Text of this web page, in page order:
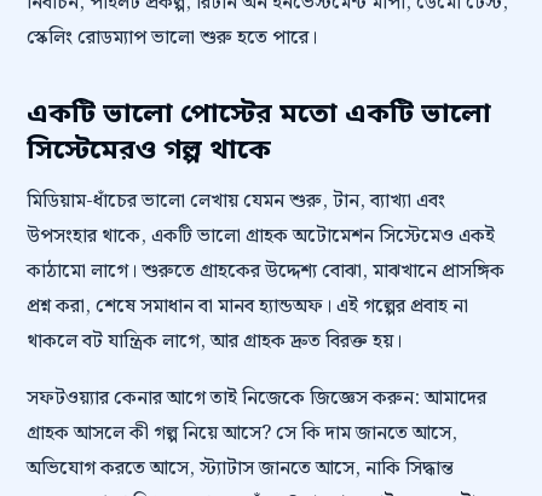
স্কেলিং রোডম্যাপ ভালো শুরু হতে পারে।
একটি ভালো পোস্টের মতো একটি ভালো
সিস্টেমেরও গল্প থাকে
মিডিয়াম-ধাঁচের ভালো লেখায় যেমন শুরু, টান, ব্যাখ্যা এবং
উপসংহার থাকে, একটি ভালো গ্রাহক অটোমেশন সিস্টেমেও একই
কাঠামো লাগে। শুরুতে গ্রাহকের উদ্দেশ্য বোঝা, মাঝখানে প্রাসঙ্গিক
প্রশ্ন করা, শেষে সমাধান বা মানব হ্যান্ডঅফ। এই গল্পের প্রবাহ না
থাকলে বট যান্ত্রিক লাগে, আর গ্রাহক দ্রুত বিরক্ত হয়।
সফটওয়্যার কেনার আগে তাই নিজেকে জিজ্ঞেস করুন: আমাদের
গ্রাহক আসলে কী গল্প নিয়ে আসে? সে কি দাম জানতে আসে,
অভিযোগ করতে আসে, স্ট্যাটাস জানতে আসে, নাকি সিদ্ধান্ত